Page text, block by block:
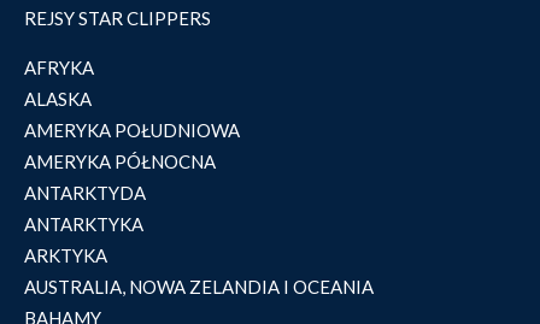
REJSY STAR CLIPPERS
AFRYKA
ALASKA
AMERYKA POŁUDNIOWA
AMERYKA PÓŁNOCNA
ANTARKTYDA
ANTARKTYKA
ARKTYKA
AUSTRALIA, NOWA ZELANDIA I OCEANIA
BAHAMY